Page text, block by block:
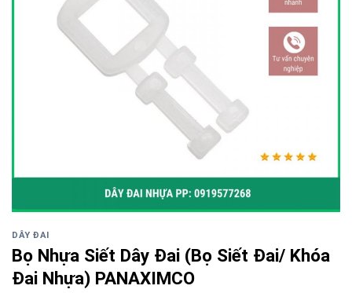
DÂY ĐAI
Bọ Nhựa Siết Dây Đai (Bọ Siết Đai/ Khóa
Đai Nhựa) PANAXIMCO